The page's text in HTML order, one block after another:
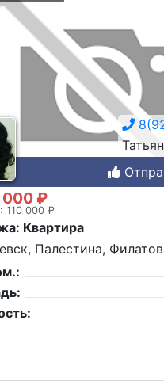
000 ₽
110 000 ₽
Квартира
Палестина,